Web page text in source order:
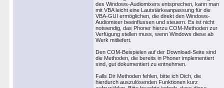
des Windows-Audiomixers entsprechen, kann man
mit VBA leicht eine Lautstärkeanpassung für die
VBA-GUI ermöglichen, die direkt den Windows-
Audiomixer beeinflussen und steuern. Es ist nicht
notwendig, das Phoner hierzu COM-Methoden zur
Verfügung stellen muss, wenn Windows diese ab
Werk mitliefert.
Den COM-Beispielen auf der Download-Seite sind
die Methoden, die bereits in Phoner implementiert
sind, gut dokumentiert zu entnehmen.
Falls Dir Methoden fehlen, bitte ich Dich, die
hierdurch auszulösenden Funktionen kurz